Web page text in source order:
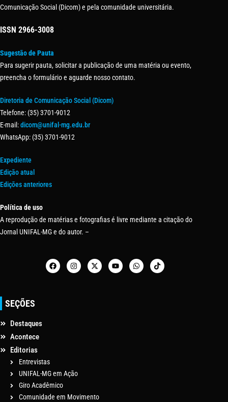
Comunicação Social (Dicom) e pela comunidade universitária.
ISSN 2966-3008
Sugestão de Pauta
Para sugerir pauta, solicitar a publicação de uma matéria ou evento,
preencha o formulário e aguarde nosso contato.
Diretoria de Comunicação Social (Dicom)
Telefone: (35) 3701-9012
E-mail:dicom@unifal-mg.edu.br
WhatsApp: (35) 3701-9012
Expediente
Edição atual
Edições anteriores
Política de uso
A reprodução de matérias e fotografias é livre mediante a citação do
Jornal UNIFAL-MG e do autor. –
SEÇÕES
Destaques
Acontece
Editorias
Entrevistas
UNIFAL-MG em Ação
Giro Acadêmico
Comunidade em Movimento